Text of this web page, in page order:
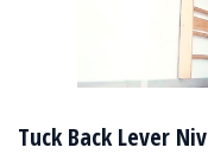
Tuck Back Lever